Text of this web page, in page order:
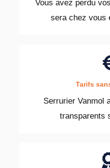
Vous avez perdu
sera chez vous
Tarifs
Serrurier Vanmol
transparents